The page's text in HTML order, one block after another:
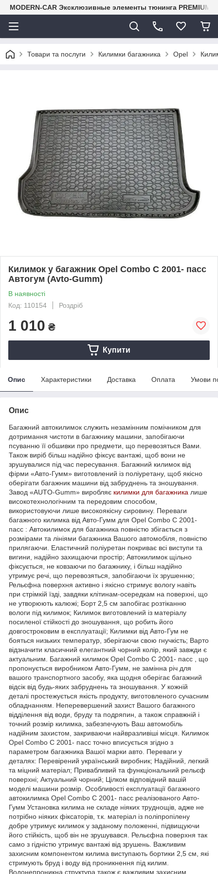
MODERN-CAR Эксклюзивные элементы тюнинга PREMIUM-
Товари та послуги Килимки багажника Opel
Килимок у багажник Opel Combo C 2001- пасс
Автогум (Avto-Gumm)
В наявності
Код: 110154
Роздріб
1 010 ₴
Купити
Опис Характеристики Доставка Оплата Умови
Опис
Багажний автокилимок служить незамінним помічником для
дотримання чистоти в багажнику машини, запобігаючи
псуванню її обшивки про предмети, що перевозяться Вами.
Також виріб більш надійно фіксує вантажі, щоб вони не
зрушувалися під час пересування. Багажний килимок від
фірми «Авто-Гумм» виготовлений із поліуретану, щоб якісно
оберігати багажник машини від забруднень та зношування.
Завод «AUTO-Gumm» виробляє килимки для багажника лише
високотехнологічним та передовим способом,
використовуючи лише високоякісну сировину. Переваги
багажного килимка від Авто-Гумм для Opel Combo C 2001-
пасс : Автокилимок для багажника повністю збігається з
розмірами та лініями багажника Вашого автомобіля, повністю
прилягаючи. Еластичний поліуретан покриває всі виступи та
вигини, надійно захищаючи простір; Автокилимок щільно
фіксується, не ковзаючи по багажнику, і більш надійно
утримує речі, що перевозяться, запобігаючи їх зрушенню;
Рельєфна поверхня активно і якісно стримує вологу навіть
при стрімкій їзді, завдяки клітинам-осередкам на поверхні, що
не утворюють калюжі; Борт 2,5 см запобігає розтіканню
вологи під килимок; Килимок виготовлений із матеріалу
посиленої стійкості до зношування, що робить його
довгостроковим в експлуатації; Килимки від Авто-Гум не
бояться низьких температур, зберігаючи свою гнучкість; Варто
відзначити класичний елегантний чорний колір, який завжди є
актуальним. Багажний килимок Opel Combo C 2001- пасс , що
пропонується виробником Авто-Гумм, не замінна річ для
вашого транспортного засобу, яка щодня оберігає багажний
відсік від будь-яких забруднень та зношування. У кожній
деталі простежується якість продукту, виготовленого сучасним
обладнанням. Неперевершений захист Вашого багажного
відділення від води, бруду та подряпин, а також справжній і
точний розмір килимка, забезпечують Ваш автомобіль
надійним захистом, закриваючи найвразливіші місця. Килимок
Opel Combo C 2001- пасс точно вписується згідно з
параметром багажника Вашої марки авто. Переваги у
деталях: Перевірений український виробник; Надійний, легкий
та міцний матеріал; Привабливий та функціональний рельєф
поверхні; Актуальний чорний; Цілком відповідний вашій
моделі машини розмір. Особливості експлуатації багажного
автокилимка Opel Combo C 2001- пасс реалізованого Авто-
Гумм Установка килима не складе ніяких труднощів, адже не
потрібно ніяких фіксаторів, т.к. матеріал із поліпропілену
добре утримує килимок у заданому положенні, підвищуючи
його стійкість, щоб він не зрушувався. Рельєфна поверхня так
само з гідністю утримує вантажі від зрушень. Важливим
захисним компонентом килима виступають бортики 2,5 см, які
стримують бруд і воду від проникнення під килим.
Водонепроникна структура також є важливим захисним